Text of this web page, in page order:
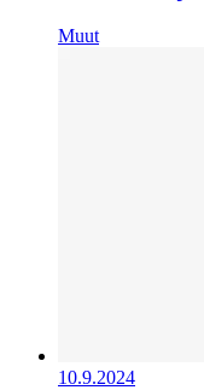
Muut
10.9.2024